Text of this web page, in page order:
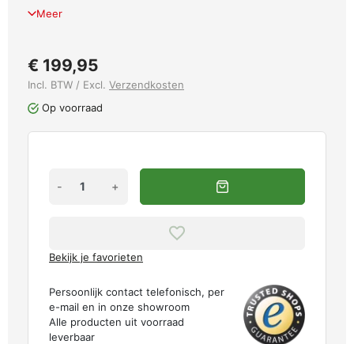
Meer
€ 199,95
Incl. BTW / Excl. Verzendkosten
Op voorraad
- +
Bekijk je favorieten
Persoonlijk contact telefonisch, per
e-mail en in onze showroom
Alle producten uit voorraad
leverbaar